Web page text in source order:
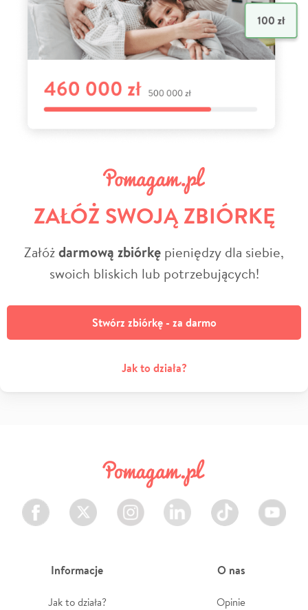
ZAŁÓŻ SWOJĄ ZBIÓRKĘ
Załóżdarmową zbiórkę pieniędzy dla siebie,
swoich bliskich lub potrzebujących!
Stwórz zbiórkę - za darmo
Jak to działa?
Facebook Twitter Instagram LinkedIn TikTok Youtube
Informacje
Jak to działa?
O nas
Opinie